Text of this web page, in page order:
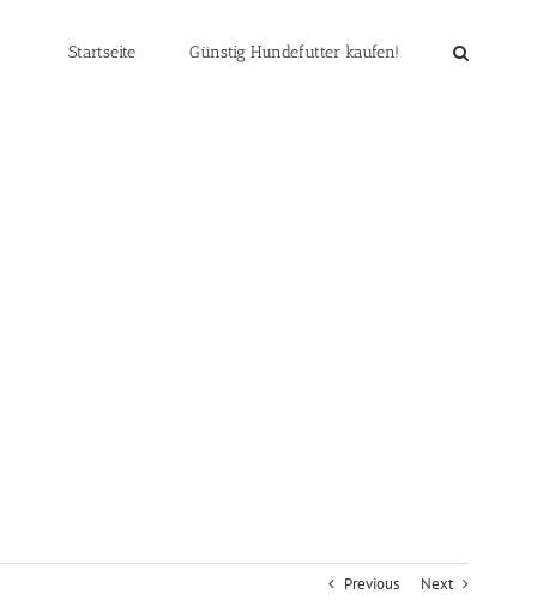
Startseite Günstig Hundefutter kaufen!
Previous Next